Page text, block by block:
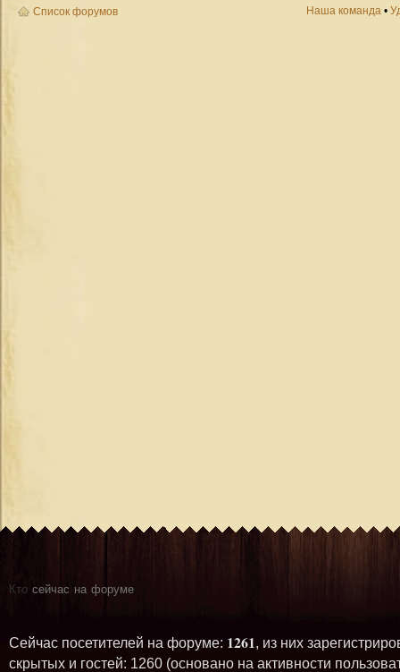
Список форумов Наша команда •
Кто сейчас на форуме
Сейчас посетителей на форуме: 1261, из них
скрытых и гостей: 1260 (основано на активности